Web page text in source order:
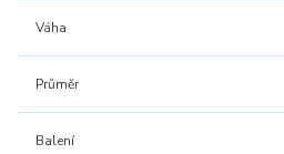
Váha
Průměr
Balení